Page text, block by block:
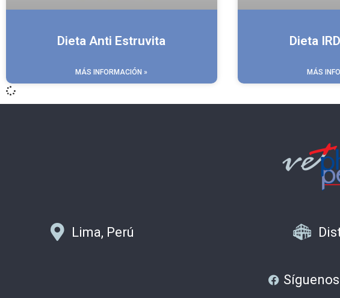
Dieta Anti Estruvita
MÁS INFORMACIÓN »
Dieta
MÁS
Lima, Perú